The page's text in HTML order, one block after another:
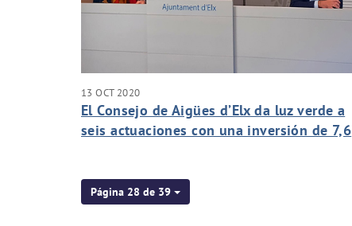
13 OCT 2020
El Consejo de Aigües d’Elx da luz verde a
seis actuaciones con una inversión de 7,6
Página 28 de 39